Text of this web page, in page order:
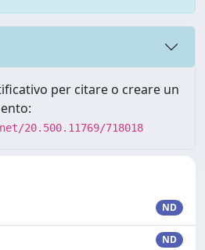
per citare o creare un
20.500.11769/718018
ND
ND